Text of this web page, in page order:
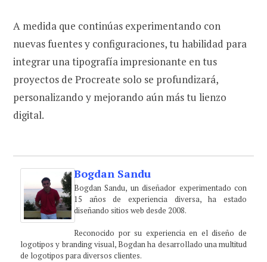
A medida que continúas experimentando con
nuevas fuentes y configuraciones, tu habilidad para
integrar una tipografía impresionante en tus
proyectos de Procreate solo se profundizará,
personalizando y mejorando aún más tu lienzo
digital.
Bogdan Sandu
Bogdan Sandu, un diseñador experimentado con
15 años de experiencia diversa, ha estado
diseñando sitios web desde 2008.
Reconocido por su experiencia en el diseño de
logotipos y branding visual, Bogdan ha desarrollado una multitud
de logotipos para diversos clientes.